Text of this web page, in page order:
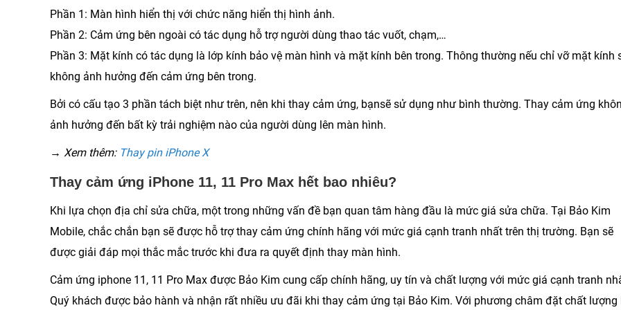
Phần 1: Màn hình hiển thị với chức năng hiển thị hình ảnh.
Phần 2: Cảm ứng bên ngoài có tác dụng hỗ trợ người dùng thao tác vuốt, chạm,…
Phần 3: Mặt kính có tác dụng là lớp kính bảo vệ màn hình và mặt kính bên trong. Thông thường nếu chỉ vỡ mặt kính
không ảnh hưởng đến cảm ứng bên trong.
Bởi có cấu tạo 3 phần tách biệt như trên, nên khi thay cảm ứng, bạnsẽ sử dụng như bình thường. Thay cảm ứng
ảnh hưởng đến bất kỳ trải nghiệm nào của người dùng lên màn hình.
→ Xem thêm: Thay pin iPhone X
Thay cảm ứng iPhone 11, 11 Pro Max hết bao nhiêu?
Khi lựa chọn địa chỉ sửa chữa, một trong những vấn đề bạn quan tâm hàng đầu là mức giá sửa chữa. Tại Bảo Kim
Mobile, chắc chắn bạn sẽ được hỗ trợ thay cảm ứng chính hãng với mức giá cạnh tranh nhất trên thị trường. Bạn sẽ
được giải đáp mọi thắc mắc trước khi đưa ra quyết định thay màn hình.
Cảm ứng iphone 11, 11 Pro Max được Bảo Kim cung cấp chính hãng, uy tín và chất lượng với mức giá cạnh tranh
Quý khách được bảo hành và nhận rất nhiều ưu đãi khi thay cảm ứng tại Bảo Kim. Với phương châm đặt chất lượng